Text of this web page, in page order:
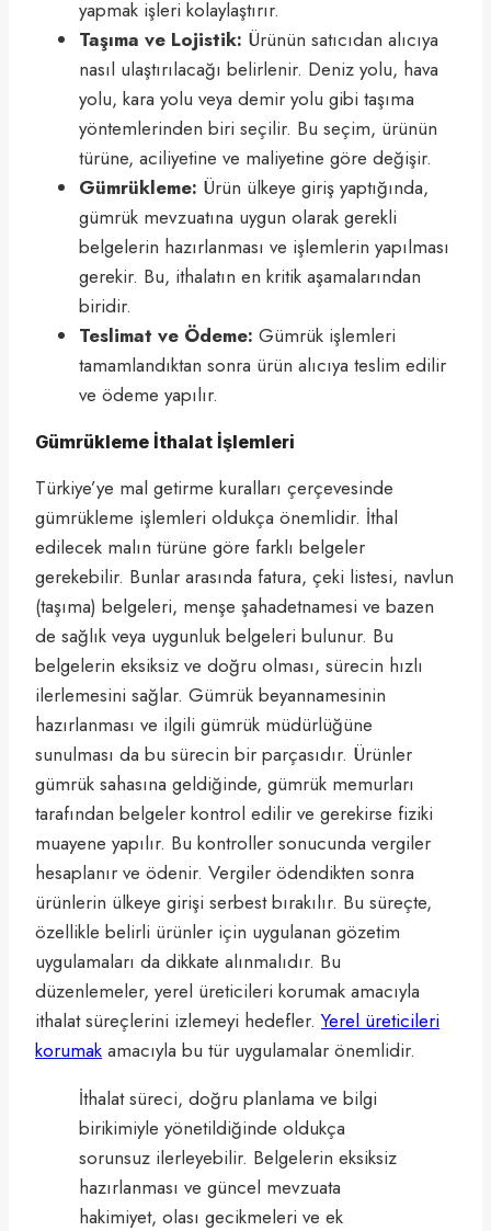
yapmak işleri kolaylaştırır.
Taşıma ve Lojistik: Ürünün satıcıdan alıcıya
nasıl ulaştırılacağı belirlenir. Deniz yolu, hava
yolu, kara yolu veya demir yolu gibi taşıma
yöntemlerinden biri seçilir. Bu seçim, ürünün
türüne, aciliyetine ve maliyetine göre değişir.
Gümrükleme: Ürün ülkeye giriş yaptığında,
gümrük mevzuatına uygun olarak gerekli
belgelerin hazırlanması ve işlemlerin yapılması
gerekir. Bu, ithalatın en kritik aşamalarından
biridir.
Teslimat ve Ödeme: Gümrük işlemleri
tamamlandıktan sonra ürün alıcıya teslim edilir
ve ödeme yapılır.
Gümrükleme İthalat İşlemleri
Türkiye’ye mal getirme kuralları çerçevesinde
gümrükleme işlemleri oldukça önemlidir. İthal
edilecek malın türüne göre farklı belgeler
gerekebilir. Bunlar arasında fatura, çeki listesi, navlun
(taşıma) belgeleri, menşe şahadetnamesi ve bazen
de sağlık veya uygunluk belgeleri bulunur. Bu
belgelerin eksiksiz ve doğru olması, sürecin hızlı
ilerlemesini sağlar. Gümrük beyannamesinin
hazırlanması ve ilgili gümrük müdürlüğüne
sunulması da bu sürecin bir parçasıdır. Ürünler
gümrük sahasına geldiğinde, gümrük memurları
tarafından belgeler kontrol edilir ve gerekirse fiziki
muayene yapılır. Bu kontroller sonucunda vergiler
hesaplanır ve ödenir. Vergiler ödendikten sonra
ürünlerin ülkeye girişi serbest bırakılır. Bu süreçte,
özellikle belirli ürünler için uygulanan gözetim
uygulamaları da dikkate alınmalıdır. Bu
düzenlemeler, yerel üreticileri korumak amacıyla
ithalat süreçlerini izlemeyi hedefler. Yerel üreticileri
korumak amacıyla bu tür uygulamalar önemlidir.
İthalat süreci, doğru planlama ve bilgi
birikimiyle yönetildiğinde oldukça
sorunsuz ilerleyebilir. Belgelerin eksiksiz
hazırlanması ve güncel mevzuata
hakimiyet, olası gecikmeleri ve ek